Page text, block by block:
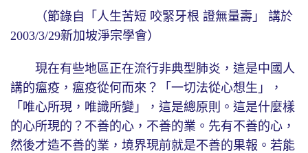
（節錄自「人生苦短 咬緊牙根 證無量壽」 講於
2003/3/29新加坡淨宗學會）
現在有些地區正在流行非典型肺炎，這是中國人
講的瘟疫，瘟疫從何而來？「一切法從心想生」，
「唯心所現，唯識所變」，這是總原則。這是什麼樣
的心所現的？不善的心，不善的業。先有不善的心，
然後才造不善的業，境界現前就是不善的果報。若能